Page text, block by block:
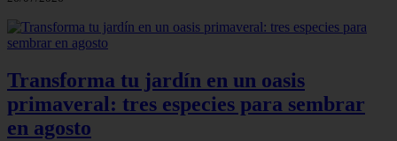
Transforma tu jardín en un oasis
primaveral: tres especies para sembrar
en agosto